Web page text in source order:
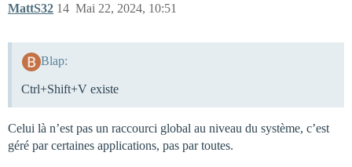
MattS32 Mai 22, 2024, 10:51
14
Blap:
Ctrl+Shift+V existe
Celui là n’est pas un raccourci global au niveau du système, c’est
géré par certaines applications, pas par toutes.